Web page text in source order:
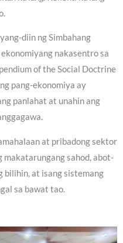
diin ng Simbahang
nakasentro sa
of the Social Doctrine
pang-ekonomiya ay
panlahat at unahin ang
at pribadong sektor
makatarungang sahod, abot-
bilihin, at isang sistemang
sa bawat tao.